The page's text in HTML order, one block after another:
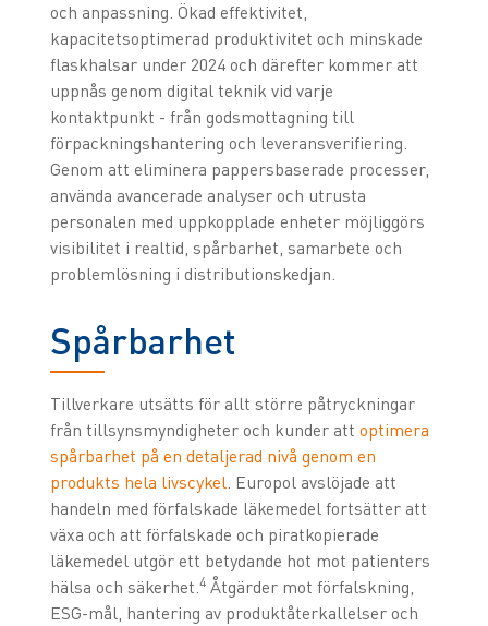
och anpassning. Ökad effektivitet,
kapacitetsoptimerad produktivitet och minskade
flaskhalsar under 2024 och därefter kommer att
uppnås genom digital teknik vid varje
kontaktpunkt - från godsmottagning till
förpackningshantering och leveransverifiering.
Genom att eliminera pappersbaserade processer,
använda avancerade analyser och utrusta
personalen med uppkopplade enheter möjliggörs
visibilitet i realtid, spårbarhet, samarbete och
problemlösning i distributionskedjan.
Spårbarhet
Tillverkare utsätts för allt större påtryckningar
från tillsynsmyndigheter och kunder att optimera
spårbarhet på en detaljerad nivå genom en
produkts hela livscykel. Europol avslöjade att
handeln med förfalskade läkemedel fortsätter att
växa och att förfalskade och piratkopierade
läkemedel utgör ett betydande hot mot patienters
hälsa och säkerhet.4Åtgärder mot förfalskning,
ESG-mål, hantering av produktåterkallelser och